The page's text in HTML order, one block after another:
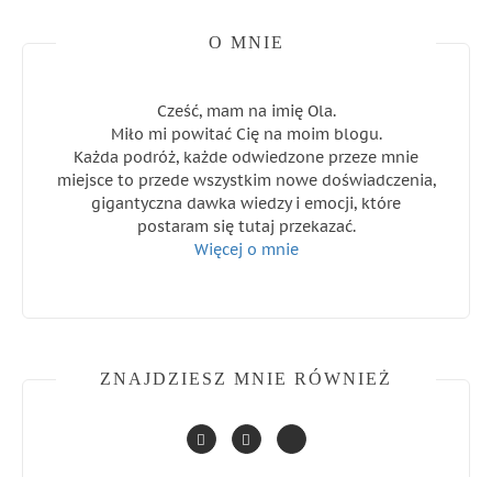
O MNIE
Cześć, mam na imię Ola.
Miło mi powitać Cię na moim blogu.
Każda podróż, każde odwiedzone przeze mnie
miejsce to przede wszystkim nowe doświadczenia,
gigantyczna dawka wiedzy i emocji, które
postaram się tutaj przekazać.
Więcej o mnie
ZNAJDZIESZ MNIE RÓWNIEŻ